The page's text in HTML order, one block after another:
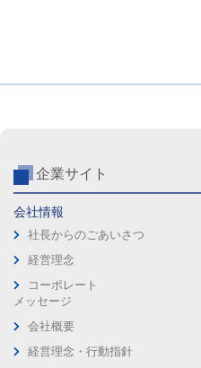
企業サイト
会社情報
社長からのごあいさつ
経営理念
コーポレート
メッセージ
会社概要
経営理念・行動指針